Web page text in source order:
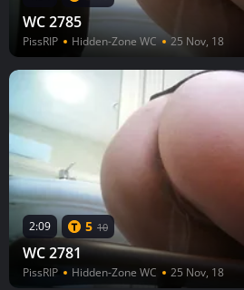
WC 2785
PissRIP Hidden-Zone WC 25 Nov, 18
2:09 5 10
WC 2781
PissRIP Hidden-Zone WC 25 Nov, 18